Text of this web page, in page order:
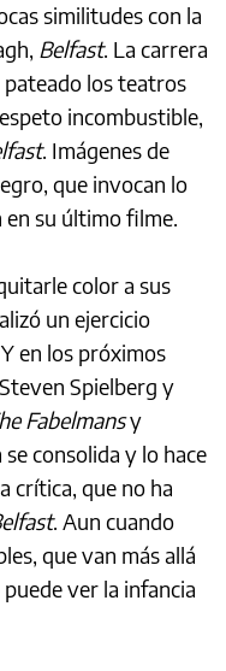
similitudes con la
Belfast. La carrera
los teatros
incombustible,
. Imágenes de
que invocan lo
su último filme.
color a sus
un ejercicio
en los próximos
Spielberg y
Fabelmansy
consolida y lo hace
crítica, que no ha
. Aun cuando
que van más allá
ver la infancia